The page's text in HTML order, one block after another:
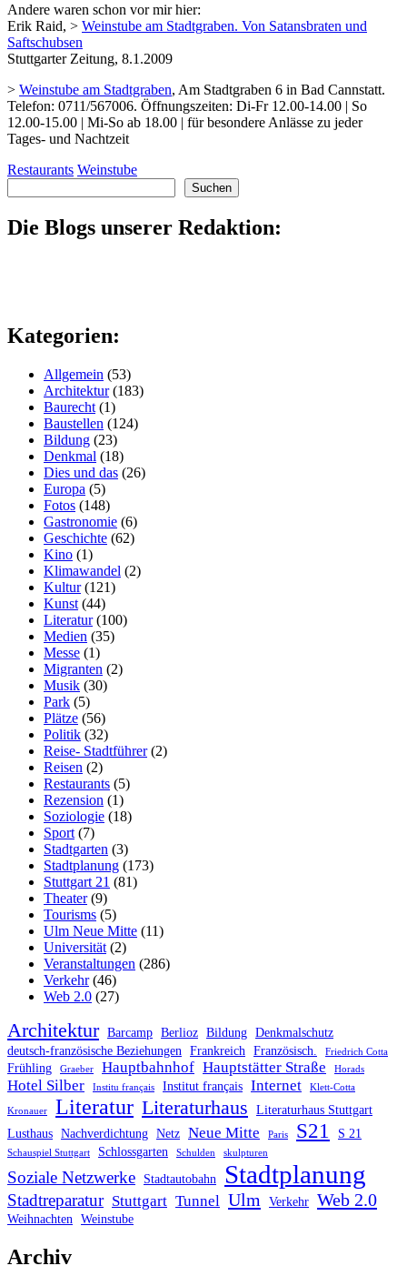
Andere waren schon vor mir hier:
Erik Raid, > Weinstube am Stadtgraben. Von Satansbraten und
Saftschubsen
Stuttgarter Zeitung, 8.1.2009
> Weinstube am Stadtgraben, Am Stadtgraben 6 in Bad Cannstatt.
Telefon: 0711/567006. Öffnungszeiten: Di-Fr 12.00-14.00 | So
12.00-15.00 | Mi-So ab 18.00 | für besondere Anlässe zu jeder
Tages- und Nachtzeit
Restaurants Weinstube
Suchen
Die Blogs unserer Redaktion:
Kategorien:
Allgemein (53)
Architektur(183)
Baurecht (1)
Baustellen (124)
Bildung (23)
Denkmal (18)
Dies und das (26)
Europa (5)
Fotos (148)
Gastronomie (6)
Geschichte (62)
Kino (1)
Klimawandel (2)
Kultur(121)
Kunst (44)
Literatur(100)
Medien (35)
Messe (1)
Migranten (2)
Musik (30)
Park (5)
Plätze (56)
Politik (32)
Reise- Stadtführer(2)
Reisen (2)
Restaurants (5)
Rezension (1)
Soziologie (18)
Sport (7)
Stadtgarten (3)
Stadtplanung (173)
Stuttgart 21 (81)
Theater(9)
Tourisms (5)
Ulm Neue Mitte (11)
Universität (2)
Veranstaltungen (286)
Verkehr(46)
Web 2.0 (27)
Architektur Barcamp Berlioz Bildung Denkmalschutz
deutsch-französische Beziehungen
Frankreich Französisch. Friedrich Cotta
Frühling Graeber Hauptbahnhof Hauptstätter Straße Horads
Hotel Silber Institu français Institut français Internet Klett-Cotta
Kronauer Literatur Literaturhaus
Literaturhaus Stuttgart
Lusthaus Nachverdichtung Netz Neue Mitte Paris S21 S 21
Schauspiel Stuttgart Schlossgarten Schulden skulpturen
Soziale Netzwerke Stadtautobahn Stadtplanung
Stadtreparatur Stuttgart Tunnel Ulm Verkehr Web 2.0
Weihnachten Weinstube
Archiv